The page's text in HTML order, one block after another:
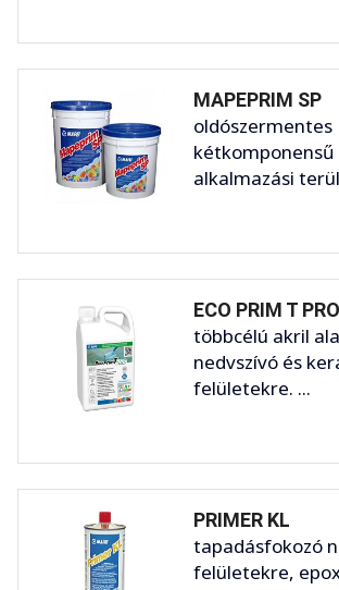
MAPEPRIM SP
oldószermentes
kétkomponensű
alkalmazási
ECO PRIM T PRO
többcélú akril
nedvszívó és
felületekre. ...
PRIMER KL
tapadásfokozó
felületekre,